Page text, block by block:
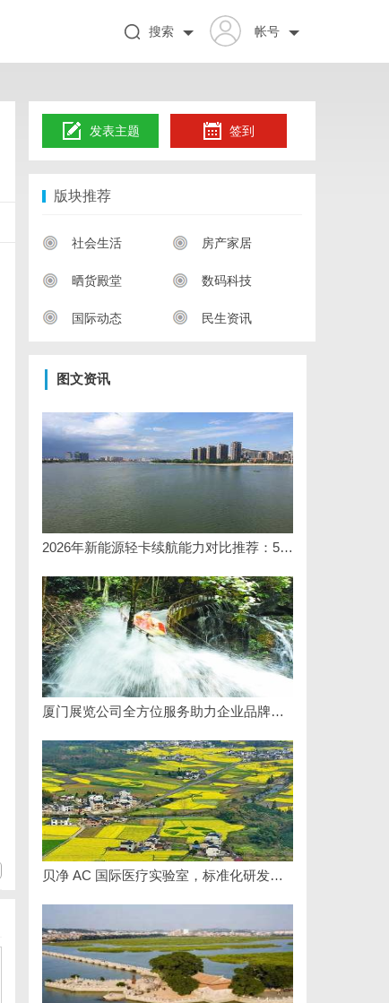
帐号
搜索
发表主题 签到
版块推荐
社会生活 房产家居
晒货殿堂 数码科技
国际动态 民生资讯
图文资讯
2026年新能源轻卡续航能力对比推荐：5大主流平台三维解析
厦门展览公司全方位服务助力企业品牌打造与市场开拓
贝净 AC 国际医疗实验室，标准化研发体系全解析